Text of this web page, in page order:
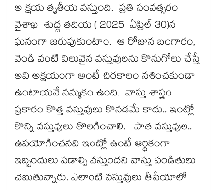
అ క్షయ తృతీయ వస్తుంది. ప్రతి సంవత్సరం
వైశాఖ శుద్ద తదియ ( 2025 ఏప్రిల్​ 30)న
ఘనంగా జరుపుకుంటాం. ఆ రోజున బంగారం,
వెండి వంటి విలువైన వస్తువులను కొనుగోలు చేస్తే
అవి అక్షయంగా అంటే చిరకాలం నశించకుండా
ఉంటాయనే నమ్మకం ఉంది. వాస్తు శాస్త్రం
ప్రకారం కొత్త వస్తువులు కొనడమే కాదు.. ఇంట్లో
కొన్ని వస్తువులు తొలగించాలి. పాత వస్తువుల..
ఉపయోగించనవి ఇంట్లో ఉంటే ఆర్థికంగా
ఇబ్బందులు పడాల్సి వస్తుందని వాస్తు పండితులు
చెబుతున్నారు. ఎలాంటి వస్తువులు తీసేయాలో